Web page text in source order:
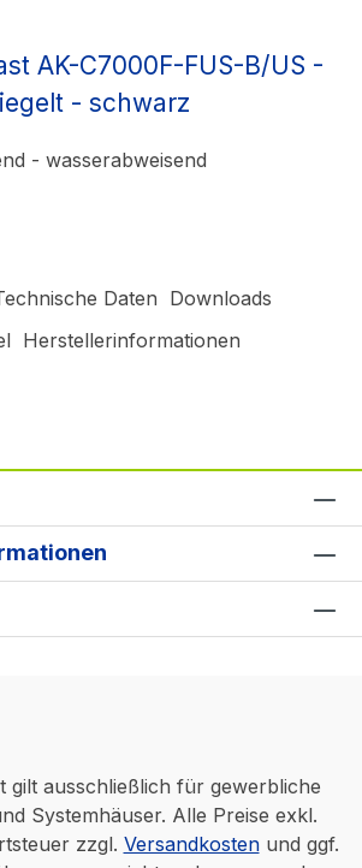
AK-C7000F-FUS-B/US -
- schwarz
- wasserabweisend
Daten Downloads
Herstellerinformationen
gilt ausschließlich für gewerbliche
Systemhäuser. Alle Preise exkl.
zzgl. Versandkostenund ggf.